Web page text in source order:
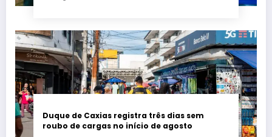
Duque de Caxias registra três dias sem
roubo de cargas no início de agosto